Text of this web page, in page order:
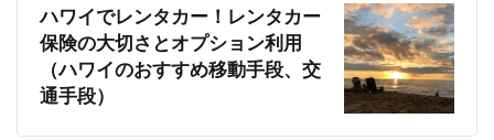
ハワイでレンタカー！レンタカー
保険の大切さとオプション利用
（ハワイのおすすめ移動手段、交
通手段）